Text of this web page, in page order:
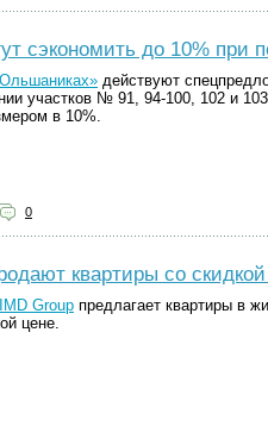
сэкономить до 10% при
действуют
участков № 91, 94-100, 102 и
в 10%.
0
квартиры со
IMD Group предлагает квартиры в
цене.